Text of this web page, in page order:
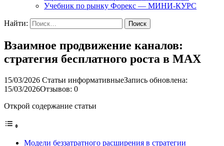
Учебник по рынку Форекс — МИНИ-КУРС
Найти:
Взаимное продвижение каналов:
стратегия бесплатного роста в MAX
15/03/2026 Статьи информативныеЗапись обновлена:
15/03/2026Отзывов: 0
Открой содержание статьи
Модели беззатратного расширения в стратегии